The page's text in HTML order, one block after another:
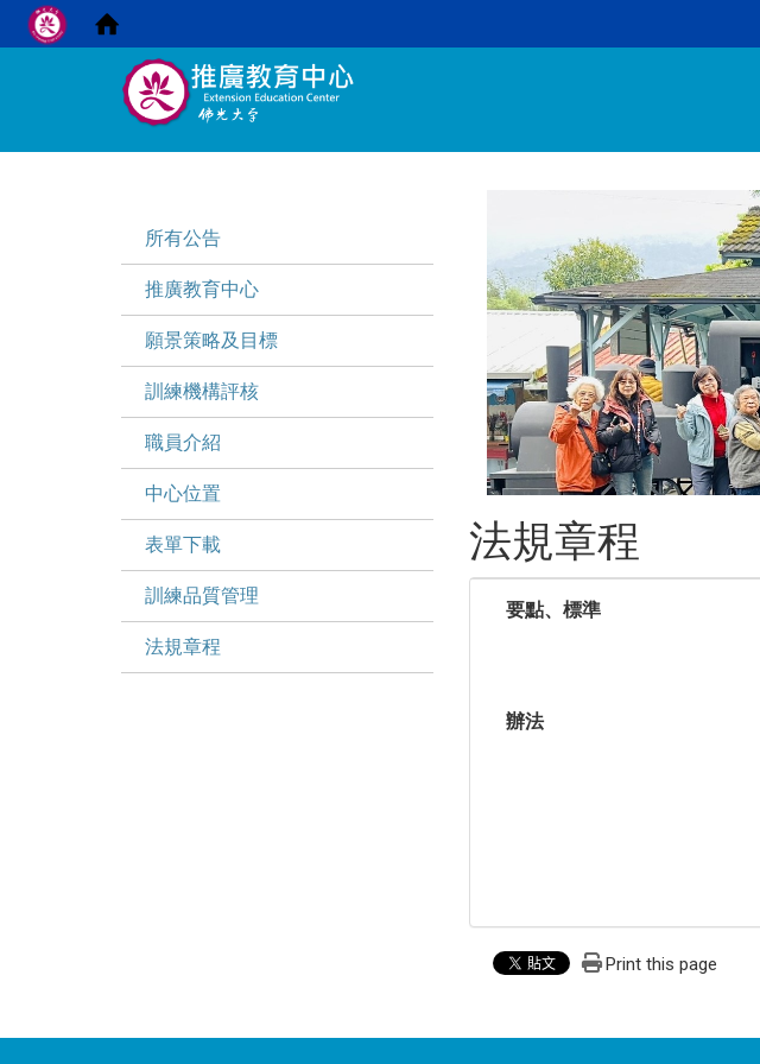
:::
所有公告
推廣教育中心
願景策略及目標
訓練機構評核
職員介紹
中心位置
表單下載
訓練品質管理
法規章程
法規章程
要點、標準
辦法
Print this page